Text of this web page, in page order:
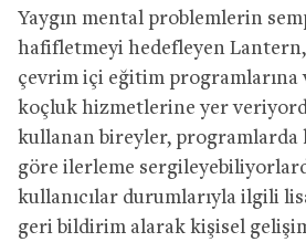
Yaygın mental problemlerin
hafifletmeyi hedefleyen
çevrim içi eğitim programlarına
koçluk hizmetlerine yer
kullanan bireyler, programlarda
göre ilerleme
kullanıcılar durumlarıyla ilgili
geri bildirim alarak kişisel